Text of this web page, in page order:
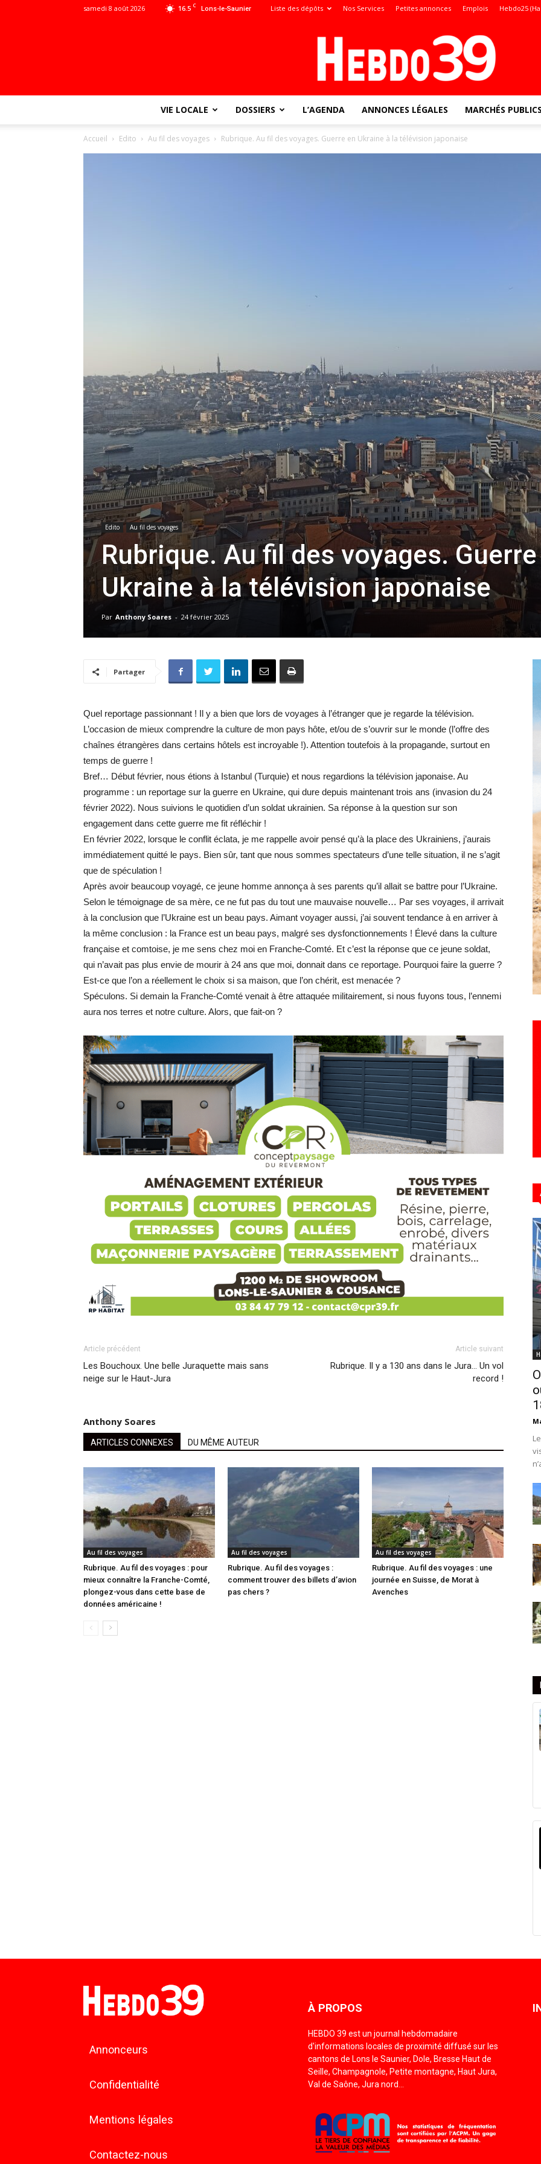
16.5 C Lons-le-Saunier
samedi 8 août 2026 Liste des dépôts Nos Services Petites annonces Emplois Hebdo25
locale
–
Hebdo39
VIE LOCALE DOSSIERS L’AGENDA ANNONCES LÉGALES MARCHÉS
Accueil Edito Au fil des voyages Rubrique. Au fil des voyages. Guerre en Ukraine à la télévision japonaise
Edito Au fil des voyages
Rubrique. Au fil des voyages.
Ukraine à la télévision japonaise
Par Anthony Soares - 24 février 2025
Partager
Quel reportage passionnant ! Il y a bien que lors de voyages à l’étranger que je regarde la télévision.
L’occasion de mieux comprendre la culture de mon pays hôte, et/ou de s’ouvrir sur le monde (l’offre des
chaînes étrangères dans certains hôtels est incroyable !). Attention toutefois à la propagande, surtout en
temps de guerre !
Bref… Début février, nous étions à Istanbul (Turquie) et nous regardions la télévision japonaise. Au
programme : un reportage sur la guerre en Ukraine, qui dure depuis maintenant trois ans (invasion du 24
février 2022). Nous suivions le quotidien d’un soldat ukrainien. Sa réponse à la question sur son
engagement dans cette guerre me fit réfléchir !
En février 2022, lorsque le conflit éclata, je me rappelle avoir pensé qu’à la place des Ukrainiens, j’aurais
immédiatement quitté le pays. Bien sûr, tant que nous sommes spectateurs d’une telle situation, il ne s’agit
que de spéculation !
Après avoir beaucoup voyagé, ce jeune homme annonça à ses parents qu’il allait se battre pour l’Ukraine.
Selon le témoignage de sa mère, ce ne fut pas du tout une mauvaise nouvelle… Par ses voyages, il arrivait
à la conclusion que l’Ukraine est un beau pays. Aimant voyager aussi, j’ai souvent tendance à en arriver à
la même conclusion : la France est un beau pays, malgré ses dysfonctionnements ! Élevé dans la culture
française et comtoise, je me sens chez moi en Franche-Comté. Et c’est la réponse que ce jeune soldat,
qui n’avait pas plus envie de mourir à 24 ans que moi, donnait dans ce reportage. Pourquoi faire la guerre ?
Est-ce que l’on a réellement le choix si sa maison, que l’on chérit, est menacée ?
Spéculons. Si demain la Franche-Comté venait à être attaquée militairement, si nous fuyons tous, l’ennemi
aura nos terres et notre culture. Alors, que fait-on ?
Article précédent
Les Bouchoux. Une belle Juraquette mais sans
neige sur le Haut-Jura
Article suivant
Rubrique. Il y a 130 ans dans le Jura… Un vol
record !
Anthony Soares
ARTICLES CONNEXES DU MÊME AUTEUR
Au fil des voyages
Rubrique. Au fil des voyages : pour
mieux connaître la Franche-Comté,
plongez-vous dans cette base de
données américaine !
Au fil des voyages
Rubrique. Au fil des voyages :
comment trouver des billets d’avion
pas chers ?
Au fil des voyages
Rubrique. Au fil des voyages : une
journée en Suisse, de Morat à
Avenches